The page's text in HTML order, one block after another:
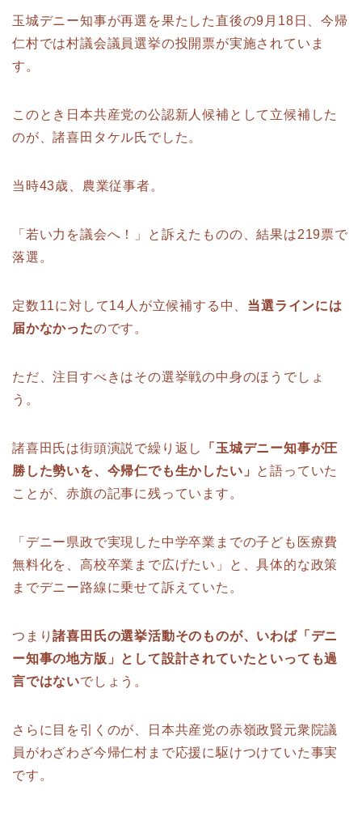
玉城デニー知事が再選を果たした直後の9月18日、今帰
仁村では村議会議員選挙の投開票が実施されていま
す。
このとき日本共産党の公認新人候補として立候補した
のが、諸喜田タケル氏でした。
当時43歳、農業従事者。
「若い力を議会へ！」と訴えたものの、結果は219票で
落選。
定数11に対して14人が立候補する中、 当選ラインには
届かなかったのです。
ただ、注目すべきはその選挙戦の中身のほうでしょ
う。
諸喜田氏は街頭演説で繰り返し
「玉城デニー知事が圧
勝した勢いを、今帰仁でも生かしたい」 と語っていた
ことが、赤旗の記事に残っています。
「デニー県政で実現した中学卒業までの子ども医療費
無料化を、高校卒業まで広げたい」と、具体的な政策
までデニー路線に乗せて訴えていた。
つまり諸喜田氏の選挙活動そのものが、いわば「デニ
ー知事の地方版」として設計されていたといっても過
言ではないでしょう。
さらに目を引くのが、日本共産党の赤嶺政賢元衆院議
員がわざわざ今帰仁村まで応援に駆けつけていた事実
です。